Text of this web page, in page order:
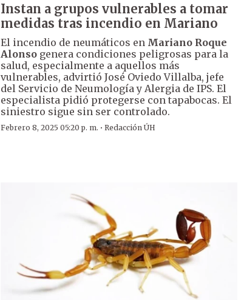
Instan a grupos vulnerables a tomar
medidas tras incendio en Mariano
El incendio de neumáticos en Mariano Roque
Alonso genera condiciones peligrosas para la
salud, especialmente a aquellos más
vulnerables, advirtió José Oviedo Villalba, jefe
del Servicio de Neumología y Alergia de IPS. El
especialista pidió protegerse con tapabocas. El
siniestro sigue sin ser controlado.
Febrero 8, 2025 05:20 p. m. ·Redacción ÚH